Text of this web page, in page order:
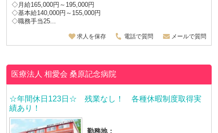
◇月給165,000円～195,000円
◇基本給140,000円～155,000円
◇職務手当25...
求人を保存 電話で質問 メールで質問
医療法人 相愛会桑原記念病院
☆年間休日123日☆ 残業なし！ 各種休暇制度取得実
績あり！
勤務地：